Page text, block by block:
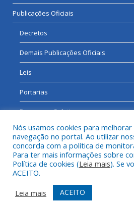
Publicações Oficiais
Decretos
Demais Publicações Oficiais
Leis
Portarias
Processos Seletivos
Todos os direitos reservados a
do Norte.
Mapa do Site
Acessar Área
Acessar Webmail
Nós usamos cookies para
navegação no portal. Ao utilizar
concorda com a política de
Para ter mais informações sobre
Política de cookies (Leia mais). Se
ACEITO.
Leia mais
ACEITO